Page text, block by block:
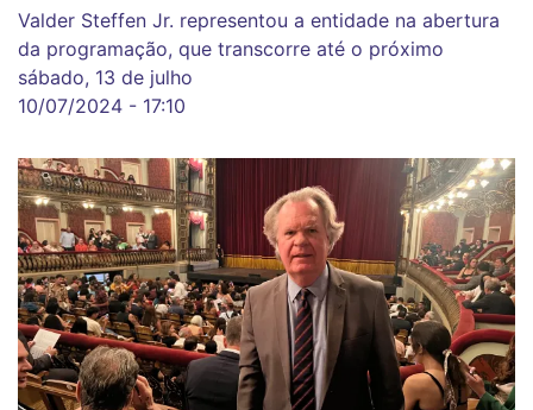
Valder Steffen Jr. representou a entidade na abertura
da programação, que transcorre até o próximo
sábado, 13 de julho
10/07/2024 - 17:10